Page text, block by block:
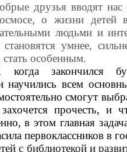
друзья вводят
о жизни детей
людьми и
умнее,
особенным.
закончился
научились всем
смогут
прочесть, и
в этом главная
первоклассников в
с библиотекой и